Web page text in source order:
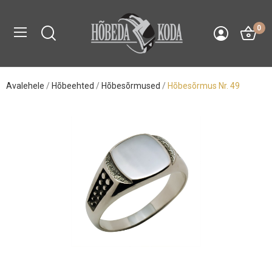
0
Avalehele Hõbeehted Hõbesõrmused Hõbesõrmus Nr. 49